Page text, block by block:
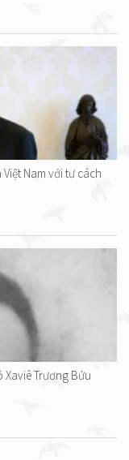
Nam với tư cách
Trương Bửu